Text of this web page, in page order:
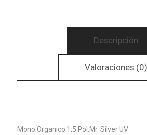
Descripción
Valoraciones (0)
Mono.Organico 1,5 Pol.Mr. Silver UV